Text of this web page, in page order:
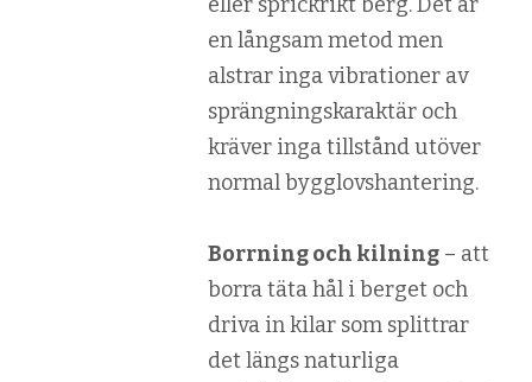
en långsam metod men
alstrar inga vibrationer av
sprängningskaraktär och
kräver inga tillstånd utöver
normal bygglovshantering.
Borrning och kilning – att
borra täta hål i berget och
driva in kilar som splittrar
det längs naturliga